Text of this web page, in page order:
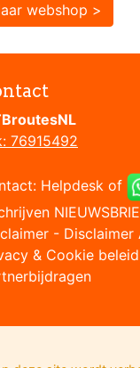
webshop >
76915492
Helpdesk of
- Disclaimer
& Cookie beleid